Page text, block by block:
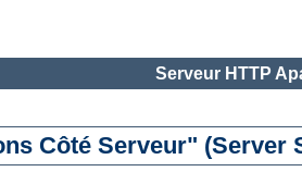
Serveur HTTP
Côté Serveur" (Server